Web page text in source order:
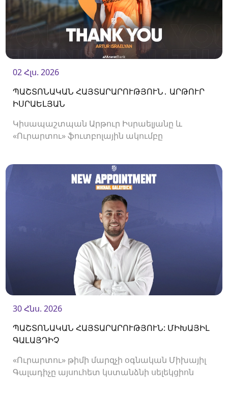
02 Հլս. 2026
ՊԱՇՏՈՆԱԿԱՆ ՀԱՅՏԱՐԱՐՈՒԹՅՈՒՆ․ ԱՐԹՈՒՐ
ԻՍՐԱԵԼՅԱՆ
Կիսապաշտպան Արթուր Իսրաելյանը և
«Ուրարտու» ֆուտբոլային ակումբը
30 Հնս. 2026
ՊԱՇՏՈՆԱԿԱՆ ՀԱՅՏԱՐԱՐՈՒԹՅՈՒՆ: ՄԻԽԱՅԻԼ
ԳԱԼԱՅԴԻՉ
«Ուրարտու» թիմի մարզչի օգնական Միխայիլ
Գալադիչը այսուհետ կստանձնի սելեկցիոն